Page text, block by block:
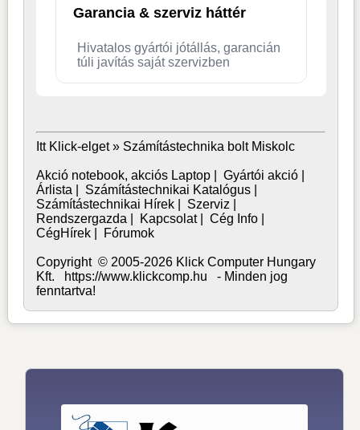
Garancia & szerviz háttér
Hivatalos gyártói jótállás, garancián
túli javítás saját szervizben
Itt Klick-elget » Számítástechnika bolt Miskolc
Akció notebook, akciós Laptop |Gyártói akció
Árlista
Számítástechnikai Katalógus
Számítástechnikai Hírek
Szerviz
Rendszergazda
Kapcsolat|Cég Info
CégHírek
Fórumok
Copyright © 2005-2026 Klick Computer Hungary
Kft. https://www.klickcomp.hu - Minden jog
fenntartva!